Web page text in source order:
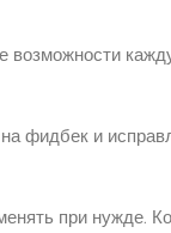
возможности
на фидбек и
при